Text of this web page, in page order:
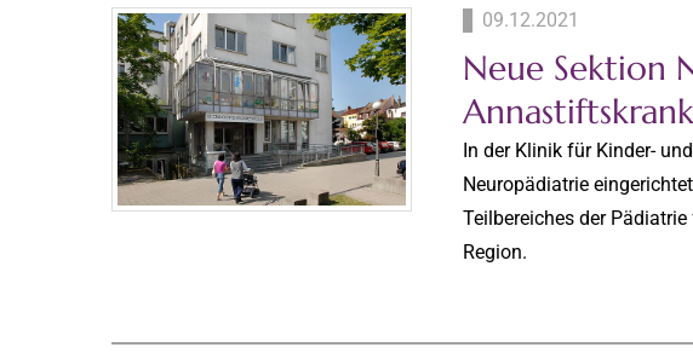
09.12.2021
Neue Sektion
In der Klinik für Kinder-
Neuropädiatrie
Teilbereiches der
Region.